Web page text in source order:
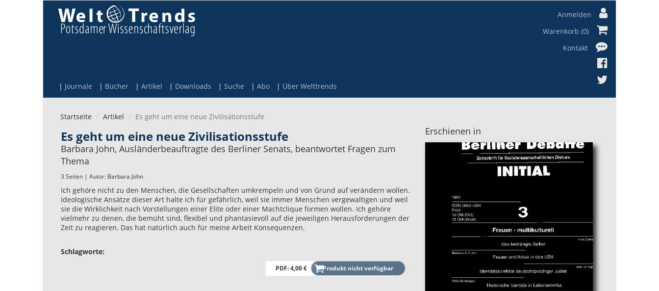
Journale Bücher Artikel Downloads Suche Abo Über Welttrends
Anmelden
Warenkorb (0)
Kontakt
Startseite Artikel Es geht um eine neue Zivilisationsstufe
Es geht um eine neue Zivilisationsstufe
Barbara John, Ausländerbeauftragte des Berliner Senats, beantwortet Fragen zum
Thema
3 Seiten | Autor: Barbara John
Ich gehöre nicht zu den Menschen, die Gesellschaften umkrempeln und von Grund auf verändern wollen.
Ideologische Ansätze dieser Art halte ich für gefährlich, weil sie immer Menschen vergewaltigen und weil
sie die Wirklichkeit nach Vorstellungen einer Elite oder einer Machtclique formen wollen. Ich gehöre
vielmehr zu denen, die bemüht sind, flexibel und phantasievoll auf die jeweiligen Herausforderungen der
Zeit zu reagieren. Das hat natürlich auch für meine Arbeit Konsequenzen.
Schlagworte:
PDF: 4,00 €
Erschienen in